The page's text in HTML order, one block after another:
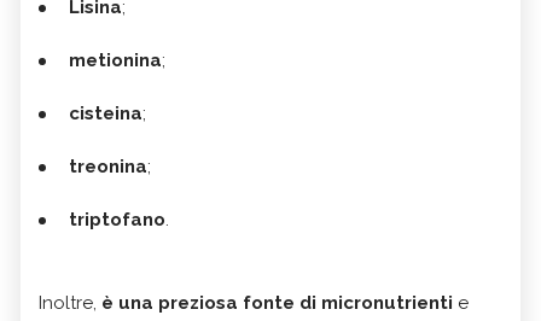
Lisina;
metionina;
cisteina;
treonina;
triptofano.
Inoltre, è una preziosa fonte di micronutrienti e